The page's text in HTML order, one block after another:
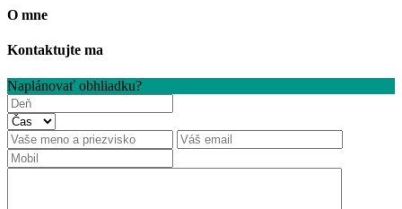
O mne
Kontaktujte ma
Naplánovať obhliadku?